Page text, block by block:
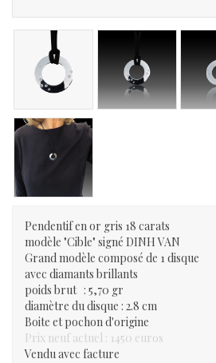
Pendentif en or gris 18 carats
modèle "Cible" signé DINH VAN
Grand modèle composé de 1 disque
avec diamants brillants
poids brut : 5,70 gr
diamètre du disque : 2.8 cm
Boite et pochon d'origine
Prix neuf actuel : 1450 euros
Vendu avec facture